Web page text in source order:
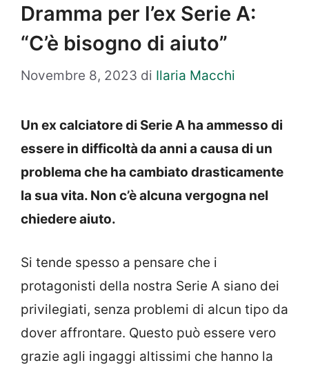
Dramma per l’ex Serie A:
“C’è bisogno di aiuto”
Novembre 8, 2023 di Ilaria Macchi
Un ex calciatore di Serie A ha ammesso di
essere in difficoltà da anni a causa di un
problema che ha cambiato drasticamente
la sua vita. Non c’è alcuna vergogna nel
chiedere aiuto.
Si tende spesso a pensare che i
protagonisti della nostra Serie A siano dei
privilegiati, senza problemi di alcun tipo da
dover affrontare. Questo può essere vero
grazie agli ingaggi altissimi che hanno la